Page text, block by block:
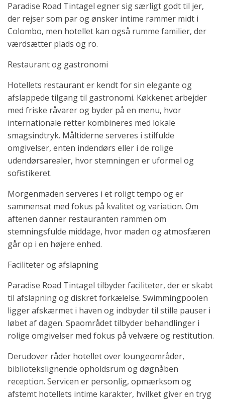
Paradise Road Tintagel egner sig særligt godt til jer,
der rejser som par og ønsker intime rammer midt i
Colombo, men hotellet kan også rumme familier, der
værdsætter plads og ro.
Restaurant og gastronomi
Hotellets restaurant er kendt for sin elegante og
afslappede tilgang til gastronomi. Køkkenet arbejder
med friske råvarer og byder på en menu, hvor
internationale retter kombineres med lokale
smagsindtryk. Måltiderne serveres i stilfulde
omgivelser, enten indendørs eller i de rolige
udendørsarealer, hvor stemningen er uformel og
sofistikeret.
Morgenmaden serveres i et roligt tempo og er
sammensat med fokus på kvalitet og variation. Om
aftenen danner restauranten rammen om
stemningsfulde middage, hvor maden og atmosfæren
går op i en højere enhed.
Faciliteter og afslapning
Paradise Road Tintagel tilbyder faciliteter, der er skabt
til afslapning og diskret forkælelse. Swimmingpoolen
ligger afskærmet i haven og indbyder til stille pauser i
løbet af dagen. Spaområdet tilbyder behandlinger i
rolige omgivelser med fokus på velvære og restitution.
Derudover råder hotellet over loungeområder,
bibliotekslignende opholdsrum og døgnåben
reception. Servicen er personlig, opmærksom og
afstemt hotellets intime karakter, hvilket giver en tryg